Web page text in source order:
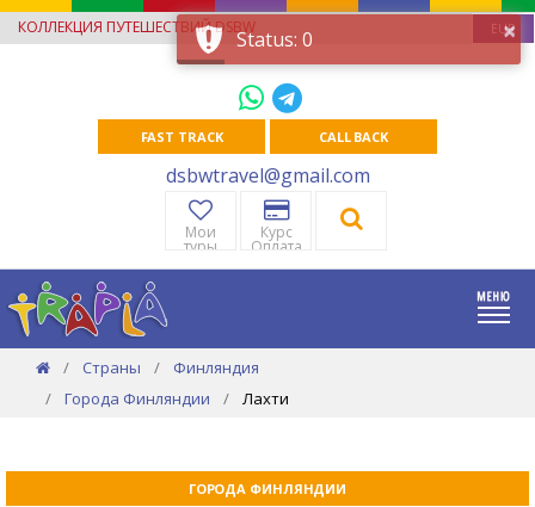
КОЛЛЕКЦИЯ ПУТЕШЕСТВИЙ DSBW EUR
FAST TRACK CALL BACK
dsbwtravel@gmail.com
Мои
туры
Курс
Оплата
Страны
Финляндия
Города Финляндии
Лахти
ГОРОДА ФИНЛЯНДИИ
×
Status: 0